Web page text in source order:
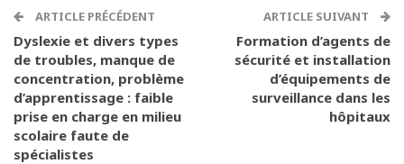
ARTICLE PRÉCÉDENT
Dyslexie et divers types
de troubles, manque de
concentration, problème
d’apprentissage : faible
prise en charge en milieu
scolaire faute de
spécialistes
ARTICLE SUIVANT
Formation d’agents de
sécurité et installation
d’équipements de
surveillance dans les
hôpitaux